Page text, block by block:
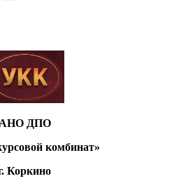
АНО ДПО
комбинат»
Коркино